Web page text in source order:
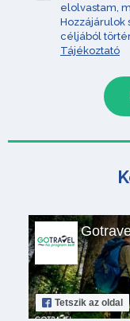
elolvastam,
céljából
Tájékoztató
Tetszik az oldal